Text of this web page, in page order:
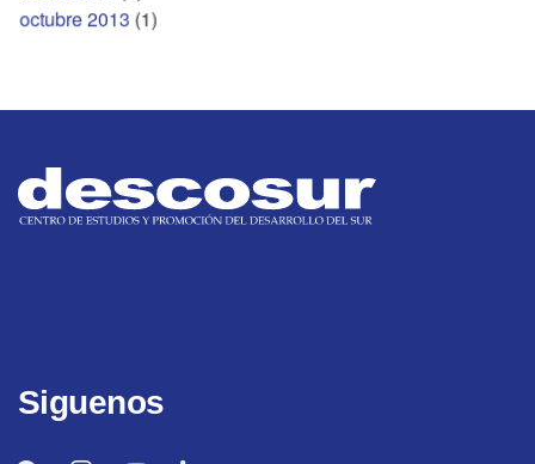
octubre 2013 (1)
Siguenos